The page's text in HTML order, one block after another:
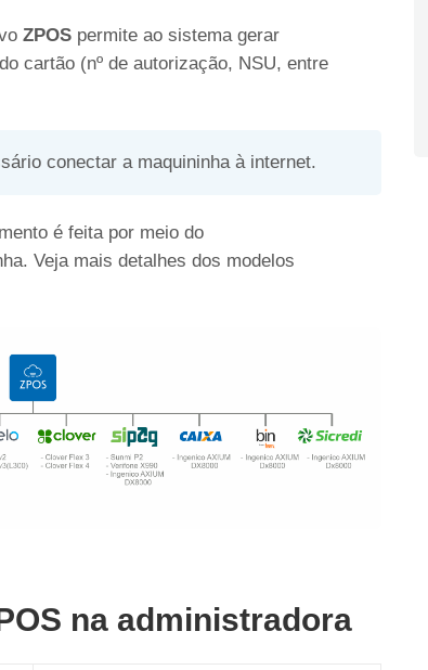
ZPOS permite ao sistema gerar
cartão (nº de autorização, NSU, entre
conectar a maquininha à internet.
é feita por meio do
Veja mais detalhes dos modelos
na administradora